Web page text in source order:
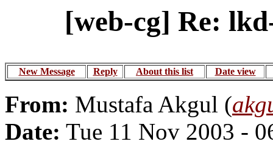
[web-cg] Re:
New Message Reply About this list Date view
From: Mustafa Akgul (
Date: Tue 11 Nov 2003 -